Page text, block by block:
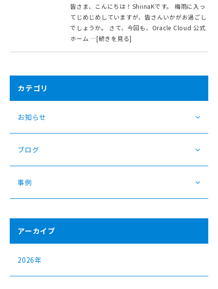
皆さま、こんにちは！ShiinaKです。 梅雨に入っ
てじめじめしていますが、皆さんいかがお過ごし
でしょうか。 さて、今回も、Oracle Cloud 公式
ホーム …[続きを見る]
カテゴリ
お知らせ
ブログ
事例
アーカイブ
2026年